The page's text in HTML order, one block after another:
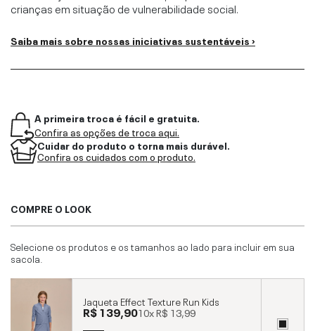
crianças em situação de vulnerabilidade social.
Saiba mais sobre nossas iniciativas sustentáveis ›
A primeira troca é fácil e gratuita.
Confira as opções de troca aqui.
Cuidar do produto o torna mais durável.
Confira os cuidados com o produto.
COMPRE O LOOK
Selecione os produtos e os tamanhos ao lado para incluir em sua
sacola.
Jaqueta Effect Texture Run Kids
R$ 139,9010xR$ 13,99